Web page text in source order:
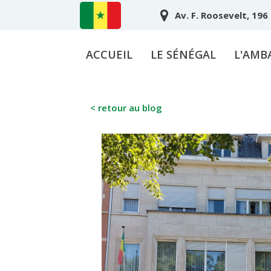
Av. F. Roosevelt, 196
ACCUEIL LE SÉNÉGAL
< retour au blog